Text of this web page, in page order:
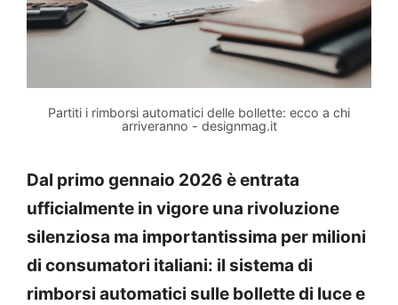
Partiti i rimborsi automatici delle bollette: ecco a chi
arriveranno - designmag.it
Dal primo gennaio 2026 è entrata
ufficialmente in vigore una rivoluzione
silenziosa ma importantissima per milioni
di consumatori italiani: il sistema di
rimborsi automatici sulle bollette di luce e